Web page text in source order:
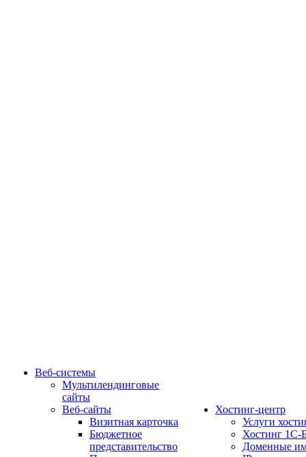
Веб-системы
Мультилендинговые
сайты
Веб-сайты
Визитная карточка
Бюджетное
представительство
Хостинг-центр
Услуги
Хостинг 1С-
Доменные